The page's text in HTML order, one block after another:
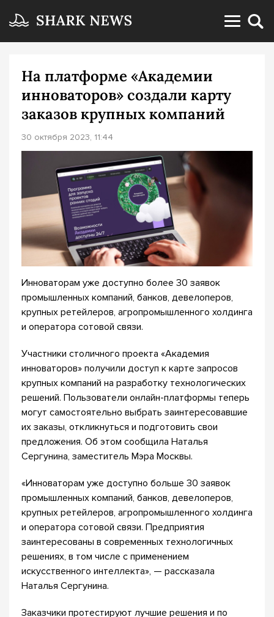
На платформе «Академии
инноваторов» создали карту
заказов крупных компаний
30 октября 2023, 11:44
Инноваторам уже доступно более 30 заявок
промышленных компаний, банков, девелоперов,
крупных ретейлеров, агропромышленного холдинга
и оператора сотовой связи.
Участники столичного проекта «Академия
инноваторов» получили доступ к карте запросов
крупных компаний на разработку технологических
решений. Пользователи онлайн-платформы теперь
могут самостоятельно выбрать заинтересовавшие
их заказы, откликнуться и подготовить свои
предложения. Об этом сообщила Наталья
Сергунина, заместитель Мэра Москвы.
«Инноваторам уже доступно больше 30 заявок
промышленных компаний, банков, девелоперов,
крупных ретейлеров, агропромышленного холдинга
и оператора сотовой связи. Предприятия
заинтересованы в современных технологичных
решениях, в том числе с применением
искусственного интеллекта», — рассказала
Наталья Сергунина.
Заказчики протестируют лучшие решения и по